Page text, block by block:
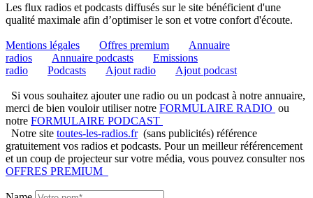
Les flux radios et podcasts diffusés sur le site bénéficient d'une
qualité maximale afin d’optimiser le son et votre confort d'écoute.
Mentions légales Offres premium
Annuaire
radios
Annuaire podcasts
Emissions
radio
Podcasts Ajout radio Ajout podcast
Si vous souhaitez ajouter une radio ou un podcast à notre annuaire,
merci de bien vouloir utiliser notre FORMULAIRE RADIO ou
notre FORMULAIRE PODCAST
Notre site toutes-les-radios.fr(sans publicités) référence
gratuitement vos radios et podcasts. Pour un meilleur référencement
et un coup de projecteur sur votre média, vous pouvez consulter nos
OFFRES PREMIUM